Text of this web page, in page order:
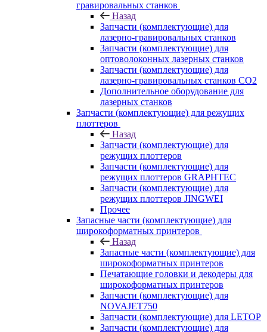
гравировальных станков
Назад
Запчасти (комплектующие) для
лазерно-гравировальных станков
Запчасти (комплектующие) для
оптоволоконных лазерных станков
Запчасти (комплектующие) для
лазерно-гравировальных станков CO2
Дополнительное оборудование для
лазерных станков
Запчасти (комплектующие) для режущих
плоттеров
Назад
Запчасти (комплектующие) для
режущих плоттеров
Запчасти (комплектующие) для
режущих плоттеров GRAPHTEC
Запчасти (комплектующие) для
режущих плоттеров JINGWEI
Прочее
Запасные части (комплектующие) для
широкоформатных принтеров
Назад
Запасные части (комплектующие) для
широкоформатных принтеров
Печатающие головки и декодеры для
широкоформатных принтеров
Запчасти (комплектующие) для
NOVAJET750
Запчасти (комплектующие) для LETOP
Запчасти (комплектующие) для